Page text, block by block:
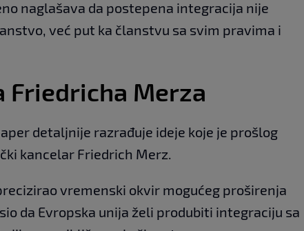
naglašava da postepena integracija nije
već put ka članstvu sa svim pravima i
Friedricha Merza
detaljnije razrađuje ideje koje je prošlog
kancelar Friedrich Merz.
vremenski okvir mogućeg proširenja
da Evropska unija želi produbiti integraciju sa